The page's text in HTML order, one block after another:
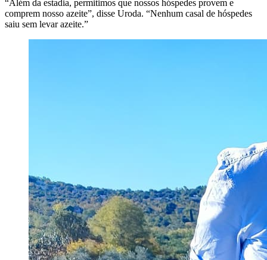
“Além da estadia, permitimos que nossos hóspedes provem e
comprem nosso azeite”, disse Uroda. “Nenhum casal de hóspedes
saiu sem levar azeite.”